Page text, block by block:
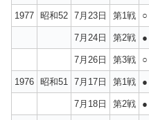
1977 昭和52 7月23日 第1戦 ○
7月24日 第2戦 ●
7月26日 第3戦 ○
1976 昭和51 7月17日 第1戦 ●
7月18日 第2戦 ●